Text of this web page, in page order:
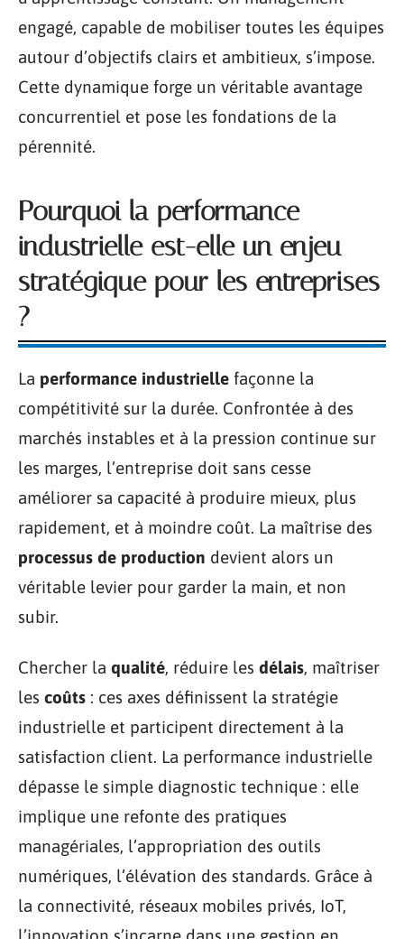
engagé, capable de mobiliser toutes les équipes
autour d’objectifs clairs et ambitieux, s’impose.
Cette dynamique forge un véritable avantage
concurrentiel et pose les fondations de la
pérennité.
Pourquoi la performance
industrielle est-elle un enjeu
stratégique pour les entreprises
?
La performance industrielle façonne la
compétitivité sur la durée. Confrontée à des
marchés instables et à la pression continue sur
les marges, l’entreprise doit sans cesse
améliorer sa capacité à produire mieux, plus
rapidement, et à moindre coût. La maîtrise des
processus de production devient alors un
véritable levier pour garder la main, et non
subir.
Chercher la qualité, réduire les délais, maîtriser
les coûts : ces axes définissent la stratégie
industrielle et participent directement à la
satisfaction client. La performance industrielle
dépasse le simple diagnostic technique : elle
implique une refonte des pratiques
managériales, l’appropriation des outils
numériques, l’élévation des standards. Grâce à
la connectivité, réseaux mobiles privés, IoT,
l’innovation s’incarne dans une gestion en